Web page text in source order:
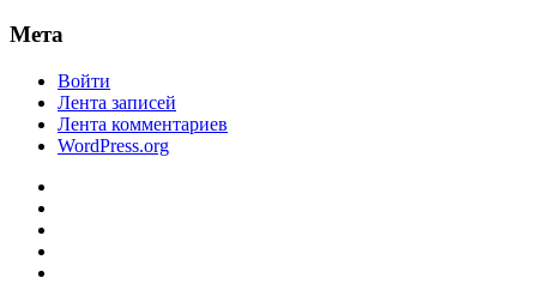
Мета
Войти
Лента записей
Лента комментариев
WordPress.org